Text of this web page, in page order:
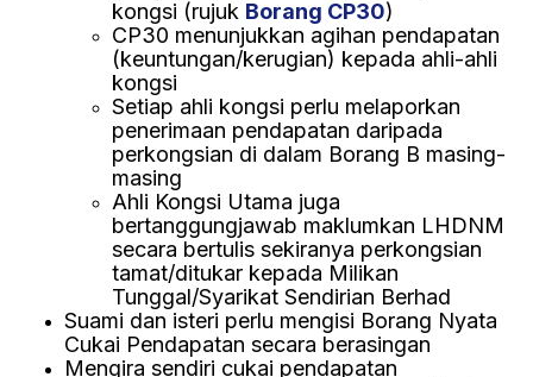
kongsi (rujuk Borang CP30)
CP30 menunjukkan agihan pendapatan
(keuntungan/kerugian) kepada ahli-ahli
kongsi
Setiap ahli kongsi perlu melaporkan
penerimaan pendapatan daripada
perkongsian di dalam Borang B masing-
masing
Ahli Kongsi Utama juga
bertanggungjawab maklumkan LHDNM
secara bertulis sekiranya perkongsian
tamat/ditukar kepada Milikan
Tunggal/Syarikat Sendirian Berhad
Suami dan isteri perlu mengisi Borang Nyata
Cukai Pendapatan secara berasingan
Mengira sendiri cukai pendapatan